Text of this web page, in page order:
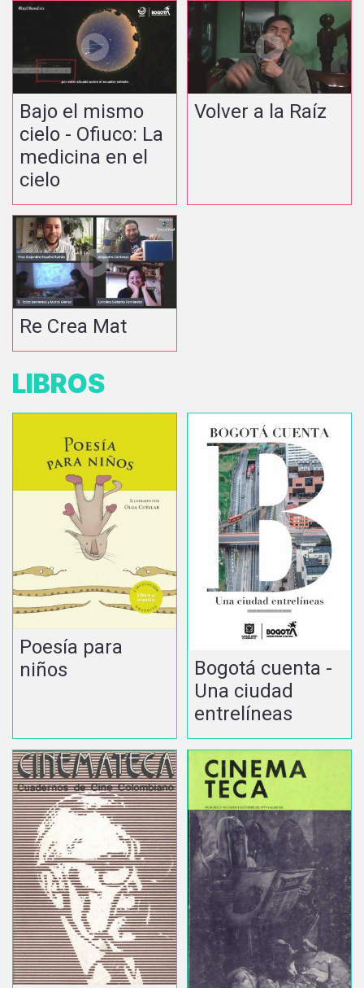
Bajo el mismo
cielo - Ofiuco: La
medicina en el
cielo
Volver a la Raíz
Re Crea Mat
LIBROS
Poesía para
niños
Bogotá cuenta -
Una ciudad
entrelíneas